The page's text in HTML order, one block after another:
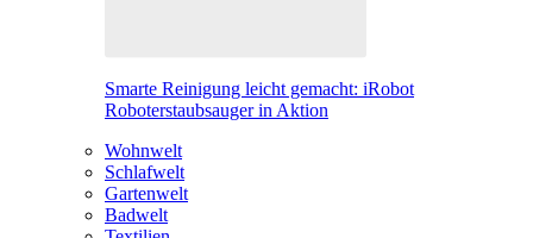
Smarte Reinigung leicht gemacht: iRobot
Roboterstaubsauger in Aktion
Wohnwelt
Schlafwelt
Gartenwelt
Badwelt